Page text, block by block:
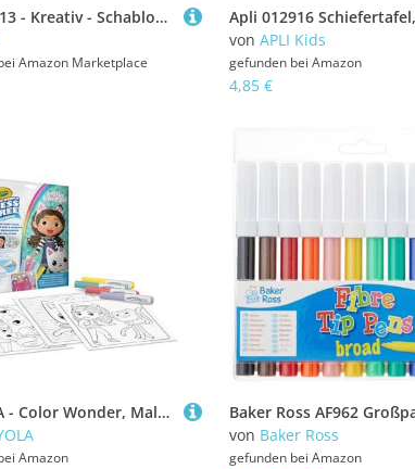
folia 40613 - Kreativ - Schablonen Princess, 6 Schablonen inklusive Ausmalvorlagen, zum Malen von märchenhaften Figuren, einfache Anwendung mit Buntstiften, Filzstiften und Markern
Amazon Marketplace
von APLI Kids
gefunden bei Amazon
4,85 €
CRAYOLA - Color Wonder, Malset mit 18 Ausmalseiten und 4 Nicht fleckenden Filzstiften, Thema Gabby's Dollhouse, Kreative Aktivität für Kinder, 3,4,5 Jahre, 75-5861
Amazon
von Baker Ross
gefunden bei Amazon